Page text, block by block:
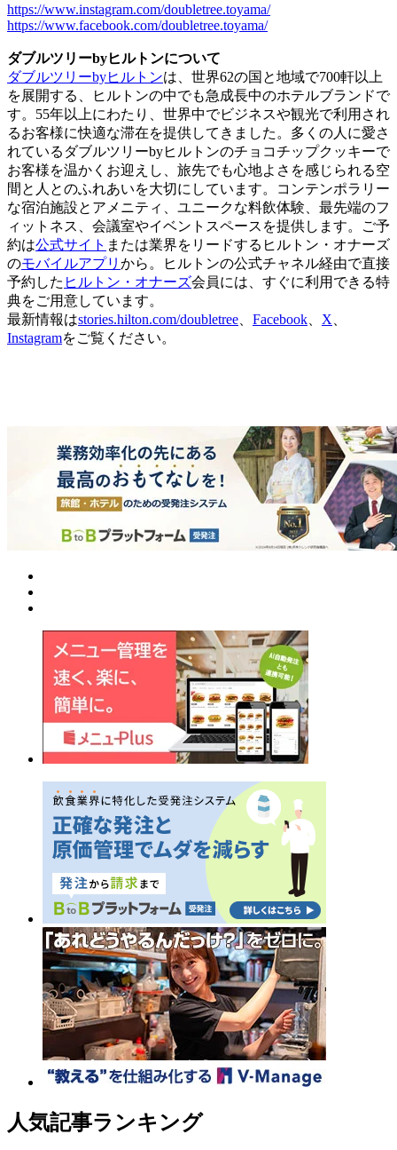
https://www.instagram.com/doubletree.toyama/
https://www.facebook.com/doubletree.toyama/
ダブルツリーbyヒルトンについて
ダブルツリーbyヒルトンは、世界62の国と地域で700軒以上
を展開する、ヒルトンの中でも急成長中のホテルブランドで
す。55年以上にわたり、世界中でビジネスや観光で利用され
るお客様に快適な滞在を提供してきました。多くの人に愛さ
れているダブルツリーbyヒルトンのチョコチップクッキーで
お客様を温かくお迎えし、旅先でも心地よさを感じられる空
間と人とのふれあいを大切にしています。コンテンポラリー
な宿泊施設とアメニティ、ユニークな料飲体験、最先端のフ
ィットネス、会議室やイベントスペースを提供します。ご予
約は公式サイト または業界をリードするヒルトン・オナーズ
のモバイルアプリ から。ヒルトンの公式チャネル経由で直接
予約した ヒルトン・オナーズ会員には、すぐに利用できる特
典をご用意しています。
最新情報はstories.hilton.com/doubletree Facebook X
Instagramをご覧ください。
人気記事ランキング